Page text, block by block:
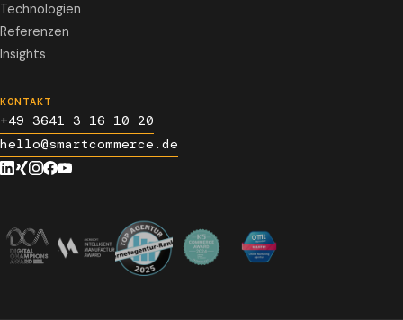
Technologien
Referenzen
Insights
KONTAKT
+49 3641 3 16 10 20
hello@smartcommerce.de